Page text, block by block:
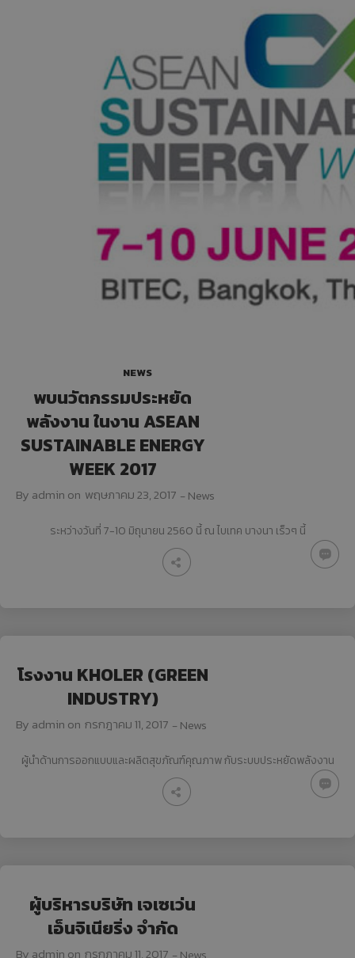
NEWS
พบนวัตกรรมประหยัด
พลังงาน ในงาน ASEAN
SUSTAINABLE ENERGY
WEEK 2017
By admin on พฤษภาคม 23, 2017 - News
ระหว่างวันที่ 7-10 มิถุนายน 2560 นี้ ณ ไบเทค บางนา เร็วๆ นี้
โรงงาน KHOLER (GREEN
INDUSTRY)
By admin on กรกฎาคม 11, 2017 - News
ผู้นำด้านการออกแบบและผลิตสุขภัณฑ์คุณภาพ กับระบบประหยัดพลังงาน
ผู้บริหารบริษัท เจเซเว่น
เอ็นจิเนียริ่ง จำกัด
By admin on กรกฎาคม 11, 2017